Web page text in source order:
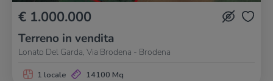
€ 1.000.000
Terreno in vendita
Lonato Del Garda, Via Brodena - Brodena
1 locale 14100 Mq